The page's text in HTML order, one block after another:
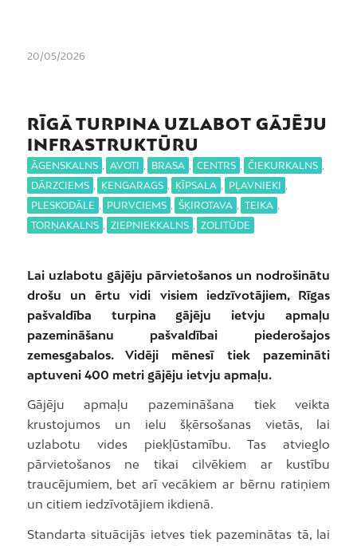
20/05/2026
RĪGĀ TURPINA UZLABOT GĀJĒJU
INFRASTRUKTŪRU
ĀGENSKALNS , AVOTI , BRASA , CENTRS , ČIEKURKALNS ,
DĀRZCIEMS , ĶENGARAGS , ĶĪPSALA , PĻAVNIEKI ,
PLESKODĀLE , PURVCIEMS , ŠĶIROTAVA , TEIKA ,
TORŅAKALNS , ZIEPNIEKKALNS , ZOLITŪDE
Lai uzlabotu gājēju pārvietošanos un nodrošinātu
drošu un ērtu vidi visiem iedzīvotājiem, Rīgas
pašvaldība turpina gājēju ietvju apmaļu
pazemināšanu pašvaldībai piederošajos
zemesgabalos. Vidēji mēnesī tiek pazemināti
aptuveni 400 metri gājēju ietvju apmaļu.
Gājēju apmaļu pazemināšana tiek veikta
krustojumos un ielu šķērsošanas vietās, lai
uzlabotu vides piekļūstamību. Tas atvieglo
pārvietošanos ne tikai cilvēkiem ar kustību
traucējumiem, bet arī vecākiem ar bērnu ratiņiem
un citiem iedzīvotājiem ikdienā.
Standarta situācijās ietves tiek pazeminātas tā, lai